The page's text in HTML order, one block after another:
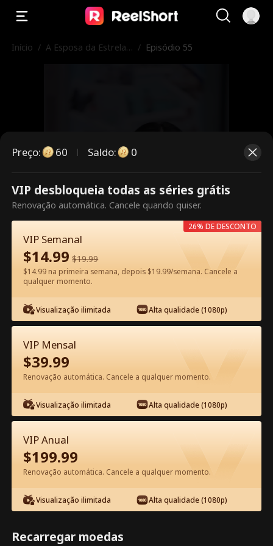
Início / A Esposa da Estrela
/ Episódio 55
Este episódio é pago. Desbloqueie
para assistir.
60Desbloquear agora
Assista Grátis no App
Episódio 55 - A Esposa da Estrela
Trabalha Aqui Filme completo
1-50 51-80 Todos os episódios
55 56 57 58 59
Preço: 60 Saldo: 0
VIP desbloqueia todas as séries grátis
Renovação automática. Cancele quando quiser.
VIP Semanal
$14.99 $19.99
$14.99 na primeira semana, depois $19.99/semana. Cancele a
qualquer momento.
Visualização ilimitada Alta qualidade (1080p)
26% DE DESCONTO
VIP Mensal
$39.99
Renovação automática. Cancele a qualquer momento.
Visualização ilimitada Alta qualidade (1080p)
VIP Anual
$199.99
Renovação automática. Cancele a qualquer momento.
Visualização ilimitada Alta qualidade (1080p)
Recarregar moedas